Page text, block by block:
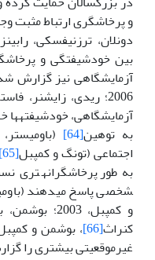
و پرخاشگری ارتباط مثبت وجود
دونلان، ترزنیفسکی،
بین خودشیفتگی و
آزمایشگاهی نیز گزارش
2006؛ ریدی، زایشنر، فاستر و مارتینز
آزمایشگاهی،
به توهین[64]
اجتماعی (تونگ و کمپبل[65]
به طور پرخاشگرانه­تری
کنراث[66] ، بوشمن و کمپبل، 2006)، و خصومت و
غیرموقعیتی بیشتری را